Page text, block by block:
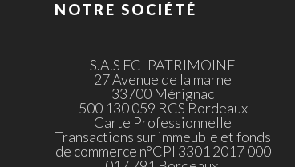
NOTRE SOCIÉTÉ
S.A.S FCI PATRIMOINE
27 Avenue de la marne
33700 Mérignac
500 130 059 RCS Bordeaux
Carte Professionnelle
Transactions sur immeuble et fonds
de commerce n°CPI 3301 2017 000